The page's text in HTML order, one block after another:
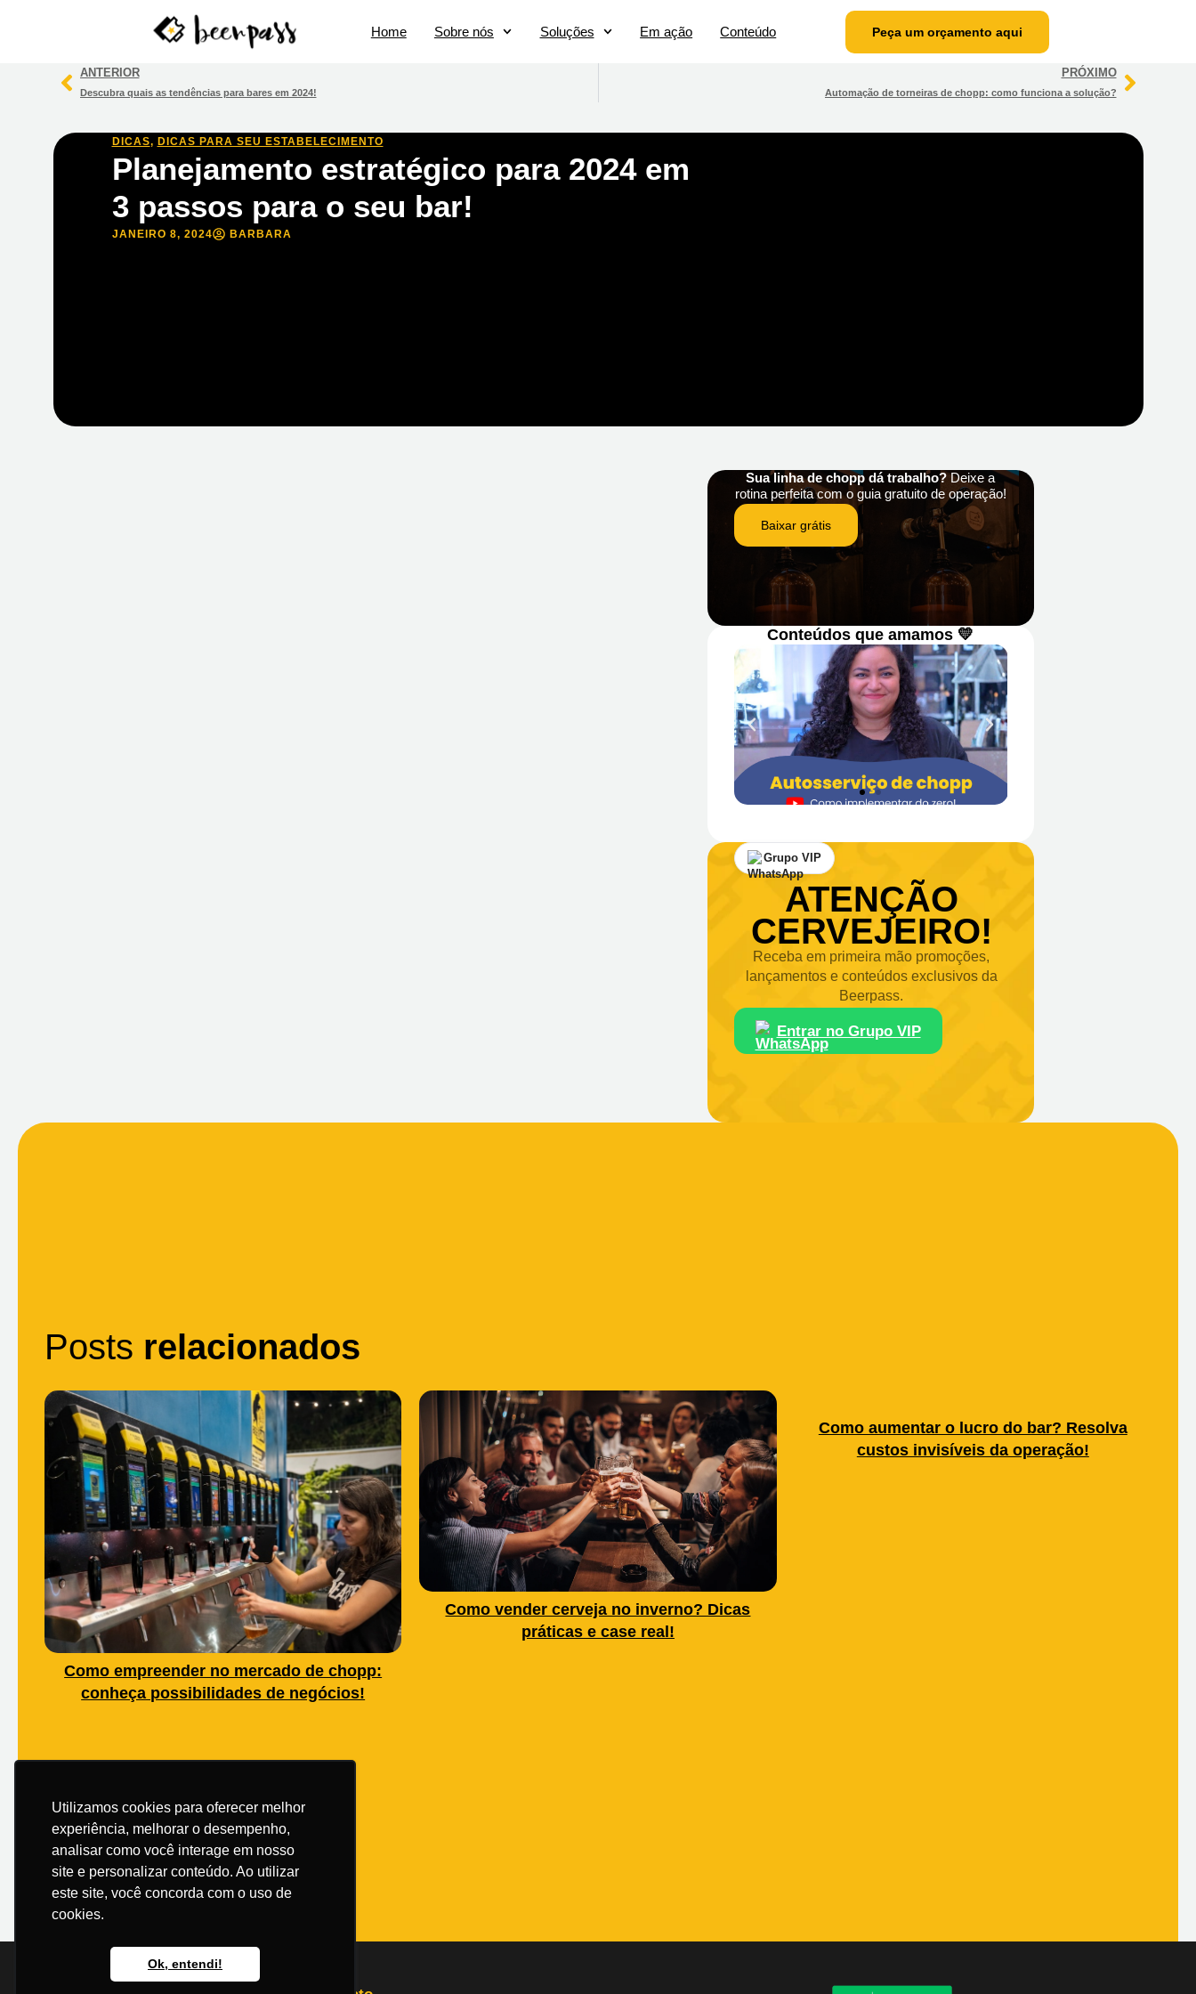
Utilizamos cookies para oferecer melhor
experiência, melhorar o desempenho,
analisar como você interage em nosso
site e personalizar conteúdo. Ao utilizar
este site, você concorda com o uso de
cookies.
Ok, entendi!
Home Sobre nós Soluções Em ação Conteúdo Peça um orçamento aqui
Peça um
orçamento
ANTERIOR
Descubra quais as tendências para bares em 2024!
PRÓXIMO
Automação de torneiras de chopp: como funciona a solução?
DICAS, DICAS PARA SEU ESTABELECIMENTO
Planejamento estratégico para 2024 em
3 passos para o seu bar!
JANEIRO 8, 2024 BARBARA
Sua linha de chopp dá trabalho?Deixe a
rotina perfeita com o guia gratuito de operação!
Baixar grátis
Conteúdos que amamos 💛
Grupo VIP
ATENÇÃO
CERVEJEIRO!
Receba em primeira mão promoções,
lançamentos e conteúdos exclusivos da
Beerpass.
Entrar no Grupo VIP
Posts relacionados
Como empreender no mercado de chopp:
conheça possibilidades de negócios!
Como vender cerveja no inverno? Dicas
práticas e case real!
Como aumentar o lucro do bar? Resolva
custos invisíveis da operação!